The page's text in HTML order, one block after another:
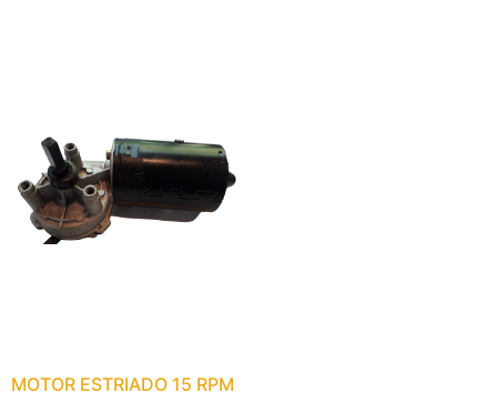
MOTOR ESTRIADO 15 RPM